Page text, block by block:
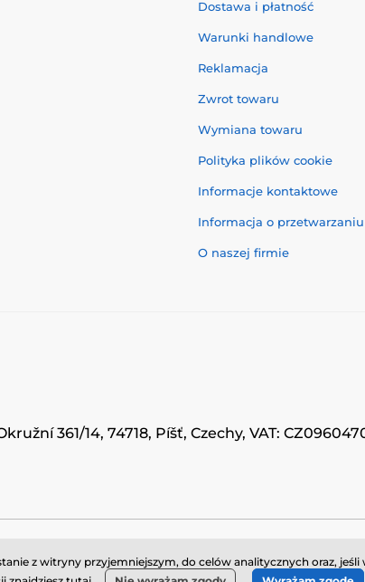
Dostawa i płatność
Warunki handlowe
Reklamacja
Zwrot towaru
Wymiana towaru
Polityka plików cookie
Informacje kontaktowe
Informacja o
O naszej firmie
361/14, 74718, Píšť, Czechy, VAT:
z witryny przyjemniejszym, do celów analitycznych oraz,